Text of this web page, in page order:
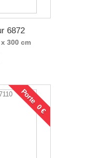
6872
300 cm
Porte 0 €